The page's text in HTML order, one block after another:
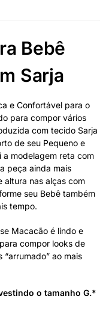
Bebê
Sarja
e Confortável para o
para compor vários
com tecido Sarja
de seu Pequeno e
a modelagem reta com
peça ainda mais
altura nas alças com
seu Bebê também
tempo.
Macacão é lindo e
compor looks de
ao mais
o tamanho G.*